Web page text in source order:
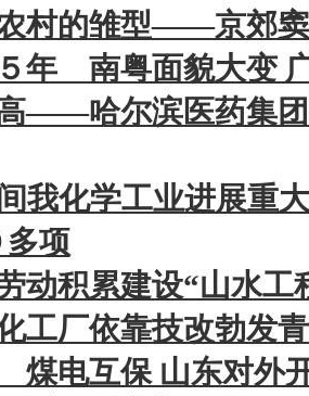
村的雏型——京郊
年 南粤面貌大变
——哈尔滨医药集
我化学工业进展重
项
动积累建设“山水工
工厂依靠技改勃发
电互保 山东对外